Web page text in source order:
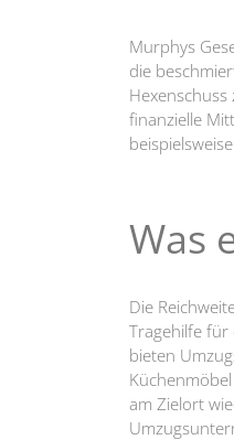
Murphys
die
finanzielle
Was
Die
Tragehilfe für
bieten
am Zielort